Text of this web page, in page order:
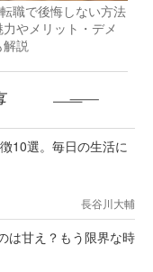
職で後悔しない方法
力やメリット・デメ
解説
10選。毎日の生活に
長谷川大輔
は甘え？もう限界な時